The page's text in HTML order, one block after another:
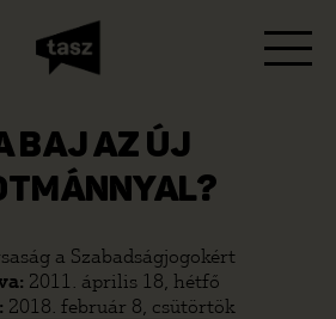
BAJ AZ ÚJ
a Szabadságjogokért
2011. április 18, hétfő
2018. február 8, csütörtök